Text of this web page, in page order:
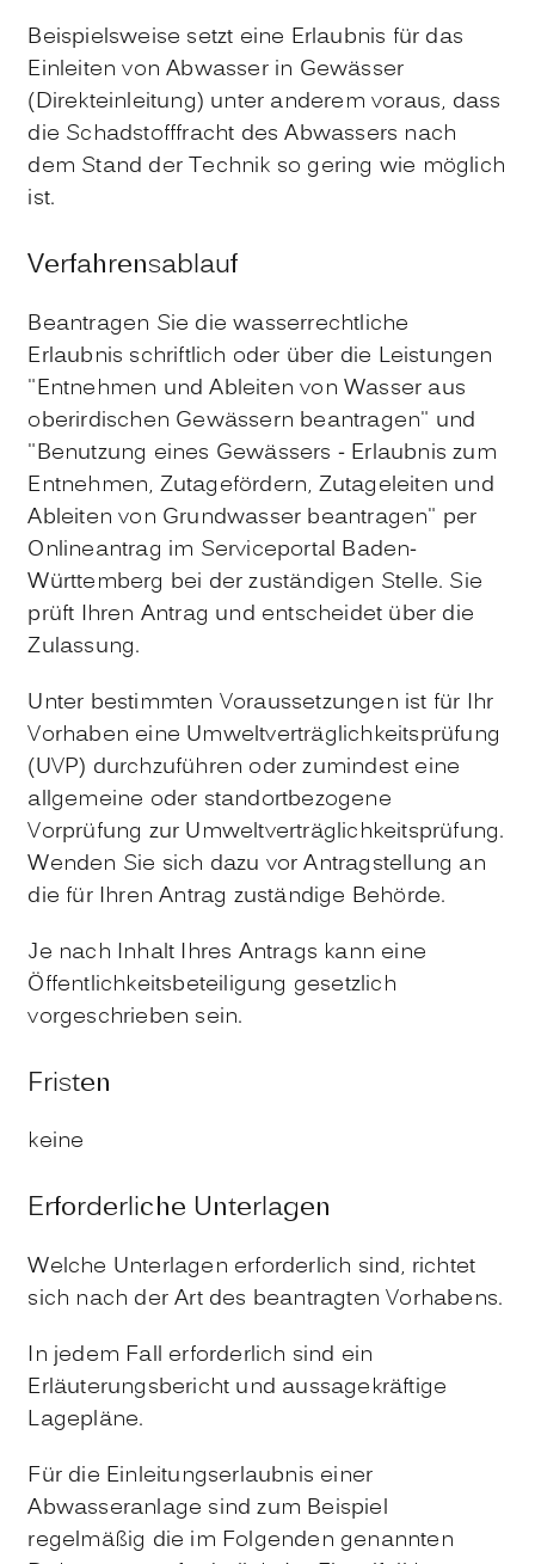
Beispielsweise setzt eine Erlaubnis für das
Einleiten von Abwasser in Gewässer
(Direkteinleitung) unter anderem voraus, dass
die Schadstofffracht des Abwassers nach
dem Stand der Technik so gering wie möglich
ist.
Verfahrensablauf
Beantragen Sie die wasserrechtliche
Erlaubnis schriftlich oder über die Leistungen
"Entnehmen und Ableiten von Wasser aus
oberirdischen Gewässern beantragen" und
"Benutzung eines Gewässers - Erlaubnis zum
Entnehmen, Zutagefördern, Zutageleiten und
Ableiten von Grundwasser beantragen" per
Onlineantrag im Serviceportal Baden-
Württemberg bei der zuständigen Stelle. Sie
prüft Ihren Antrag und entscheidet über die
Zulassung.
Unter bestimmten Voraussetzungen ist für Ihr
Vorhaben eine Umweltverträglichkeitsprüfung
(UVP) durchzuführen oder zumindest eine
allgemeine oder standortbezogene
Vorprüfung zur Umweltverträglichkeitsprüfung.
Wenden Sie sich dazu vor Antragstellung an
die für Ihren Antrag zuständige Behörde.
Je nach Inhalt Ihres Antrags kann eine
Öffentlichkeitsbeteiligung gesetzlich
vorgeschrieben sein.
Fristen
keine
Erforderliche Unterlagen
Welche Unterlagen erforderlich sind, richtet
sich nach der Art des beantragten Vorhabens.
In jedem Fall erforderlich sind ein
Erläuterungsbericht und aussagekräftige
Lagepläne.
Für die Einleitungserlaubnis einer
Abwasseranlage sind zum Beispiel
regelmäßig die im Folgenden genannten